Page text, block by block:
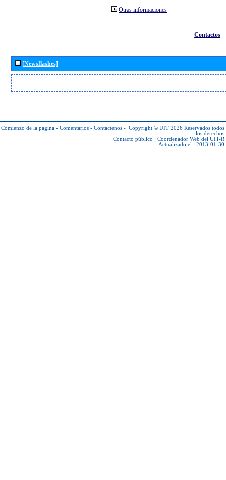
Otras informaciones
Contactos
[Newsflashes]
Comienzo de la página - Comentarios - Contáctenos - Copyright © UIT 2026 Reservados todos
los derechos
Contacto público : Coordenador Web del UIT-R
Actualizado el : 2013-01-30